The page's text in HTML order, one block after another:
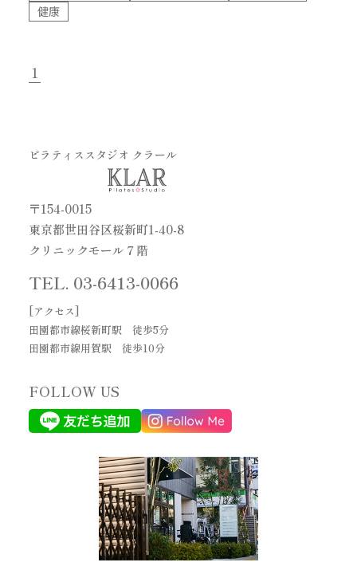
健康
1
ピラティススタジオ クラール
〒154-0015
東京都世田谷区桜新町1-40-8
クリニックモール７階
TEL. 03-6413-0066
[アクセス]
田園都市線桜新町駅 徒歩5分
田園都市線用賀駅 徒歩10分
FOLLOW US